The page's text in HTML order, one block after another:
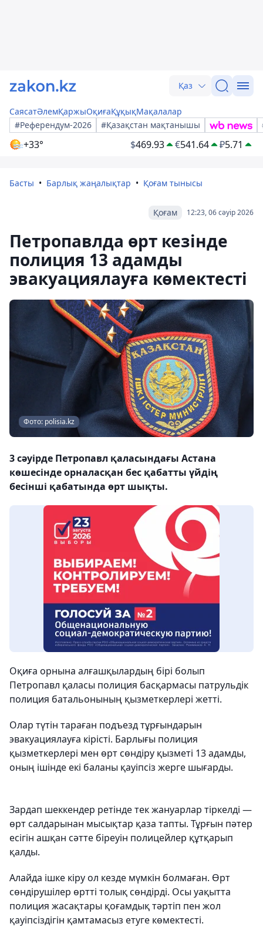
Қаз
СаясатӘлемҚаржыОқиғаҚұқықМақалалар
#Референдум-2026
#Қазақстан мақтанышы
+33° $469.93 €541.64 ₽5.71
Басты Барлық жаңалықтар Қоғам тынысы
12:23, 06 сәуір 2026
Қоғам
Петропавлда өрт кезінде
полиция 13 адамды
эвакуациялауға көмектесті
Фото: polisia.kz
3 сәуірде Петропавл қаласындағы Астана
көшесінде орналасқан бес қабатты үйдің
бесінші қабатында өрт шықты.
Оқиға орнына алғашқылардың бірі болып
Петропавл қаласы полиция басқармасы патрульдік
полиция батальонының қызметкерлері жетті.
Олар түтін тараған подъезд тұрғындарын
эвакуациялауға кірісті. Барлығы полиция
қызметкерлері мен өрт сөндіру қызметі 13 адамды,
оның ішінде екі баланы қауіпсіз жерге шығарды.
Зардап шеккендер ретінде тек жануарлар тіркелді —
өрт салдарынан мысықтар қаза тапты. Тұрғын пәтер
есігін ашқан сәтте біреуін полицейлер құтқарып
қалды.
Алайда ішке кіру ол кезде мүмкін болмаған. Өрт
сөндірушілер өртті толық сөндірді. Осы уақытта
полиция жасақтары қоғамдық тәртіп пен жол
қауіпсіздігін қамтамасыз етуге көмектесті.